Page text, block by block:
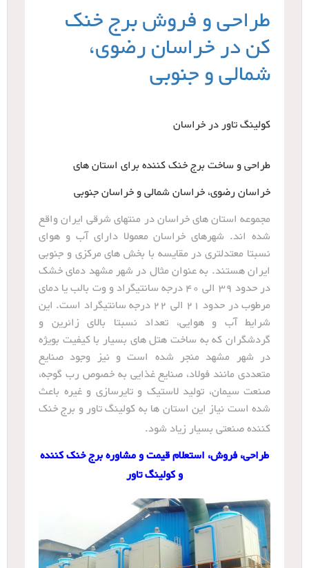
طراحی و فروش برج خنک
کن در خراسان رضوی،
شمالی و جنوبی
کولینگ تاور در خراسان
طراحی و ساخت برج خنک کننده برای استان های
خراسان رضوی، خراسان شمالی و خراسان جنوبی
مجموعه استان های خراسان در منتهای شرقی ایران واقع
شده اند. شهرهای خراسان معمولا دارای آب و هوای
نسبتا معتدلتری در مقایسه با بخش های مرکزی و جنوبی
ایران هستند. به عنوان مثال در شهر مشهد دمای خشک
در حدود 39 الی 40 درجه سانتیگراد و وت بالب یا دمای
مرطوب در حدود 21 الی 22 درجه سانتیگراد است. این
شرایط آب و هوایی، تعداد نسبتا بالای زائرین و
گردشگران که به ساخت هتل های بسیار با کیفیت بویژه
در شهر مشهد منجر شده است و نیز وجود صنایع
متعددی مانند فولاد، صنایع غذایی به خصوص رب گوجه،
صنعت سیمان، تولید لاستیک و تایرسازی و غیره باعث
شده است نیاز این استان ها به کولینگ تاور و برج خنک
کننده صنعتی بسیار زیاد شود.
طراحی، فروش، استعلام قیمت و مشاوره برج خنک کننده
و کولینگ تاور